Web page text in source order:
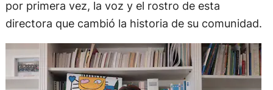
por primera vez, la voz y el rostro de esta
directora que cambió la historia de su comunidad.